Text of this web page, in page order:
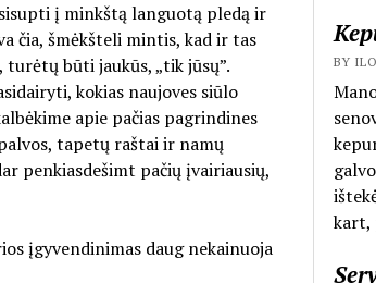
į minkštą languotą pledą ir
čia, šmėkšteli mintis, kad ir tas
būti jaukūs, „tik jūsų”.
kokias naujoves siūlo
apie pačias pagrindines
tapetų raštai ir namų
penkiasdešimt pačių įvairiausių,
įgyvendinimas daug nekainuoja
BY
kart,